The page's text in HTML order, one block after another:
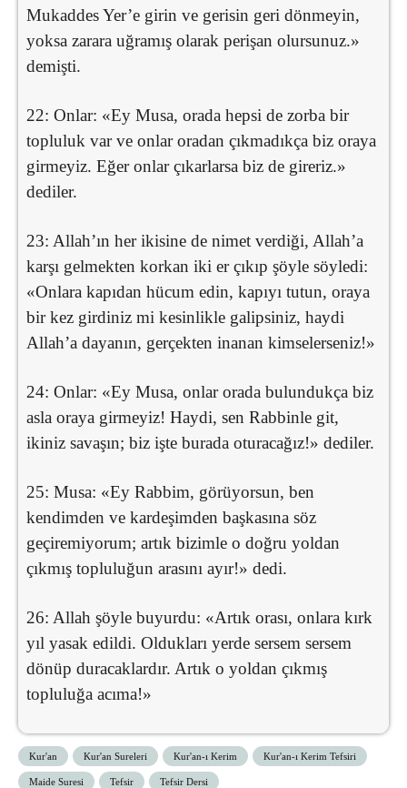
Mukaddes Yer’e girin ve gerisin geri dönmeyin,
yoksa zarara uğramış olarak perişan olursunuz.»
demişti.
22: Onlar: «Ey Musa, orada hepsi de zorba bir
topluluk var ve onlar oradan çıkmadıkça biz oraya
girmeyiz. Eğer onlar çıkarlarsa biz de gireriz.»
dediler.
23: Allah’ın her ikisine de nimet verdiği, Allah’a
karşı gelmekten korkan iki er çıkıp şöyle söyledi:
«Onlara kapıdan hücum edin, kapıyı tutun, oraya
bir kez girdiniz mi kesinlikle galipsiniz, haydi
Allah’a dayanın, gerçekten inanan kimselerseniz!»
24: Onlar: «Ey Musa, onlar orada bulundukça biz
asla oraya girmeyiz! Haydi, sen Rabbinle git,
ikiniz savaşın; biz işte burada oturacağız!» dediler.
25: Musa: «Ey Rabbim, görüyorsun, ben
kendimden ve kardeşimden başkasına söz
geçiremiyorum; artık bizimle o doğru yoldan
çıkmış topluluğun arasını ayır!» dedi.
26: Allah şöyle buyurdu: «Artık orası, onlara kırk
yıl yasak edildi. Oldukları yerde sersem sersem
dönüp duracaklardır. Artık o yoldan çıkmış
topluluğa acıma!»
Kur'an Kur'an Sureleri Kur'an-ı Kerim Kur'an-ı Kerim Tefsiri
Maide Suresi Tefsir Tefsir Dersi